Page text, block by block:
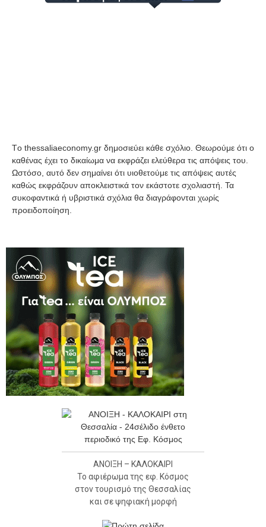
Tο thessaliaeconomy.gr δημοσιεύει κάθε σχόλιο. Θεωρούμε ότι ο
καθένας έχει το δικαίωμα να εκφράζει ελεύθερα τις απόψεις του.
Ωστόσο, αυτό δεν σημαίνει ότι υιοθετούμε τις απόψεις αυτές
καθώς εκφράζουν αποκλειστικά τον εκάστοτε σχολιαστή. Τα
συκοφαντικά ή υβριστικά σχόλια θα διαγράφονται χωρίς
προειδοποίηση.
ΑΝΟΙΞΗ – ΚΑΛΟΚΑΙΡΙ
Το αφιέρωμα της εφ. Κόσμος
στον τουρισμό της Θεσσαλίας
και σε ψηφιακή μορφή